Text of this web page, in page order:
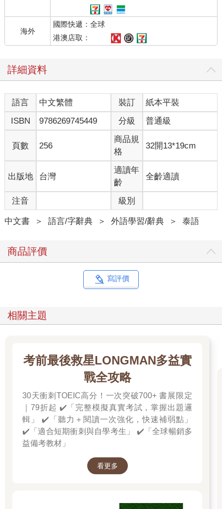
海外
國際快遞：全球
港澳店取：
詳細資料
語言 中文繁體 裝訂
紙本平裝
ISBN
9786269745449 分級 普通級
頁數 256
商品規
格
32開13*19cm
出版地 台灣
適讀年
齡
全齡適讀
注音 級別
中文書 ＞ 語言/字辭典 ＞ 外語學習/辭典 ＞ 泰語
商品評價
寫評價
相關主題
考前最後救星LONGMAN多益實
戰全攻略
30天衝刺TOEIC高分！一次突破700+ 書展限定
｜79折起 ✔️「完整模擬真實考試，掌握出題邏
輯」 ✔️「聽力＋閱讀一次強化，快速補弱點」
✔️「適合短期衝刺與自學考生」 ✔️「全球暢銷多
益備考教材」
看更多